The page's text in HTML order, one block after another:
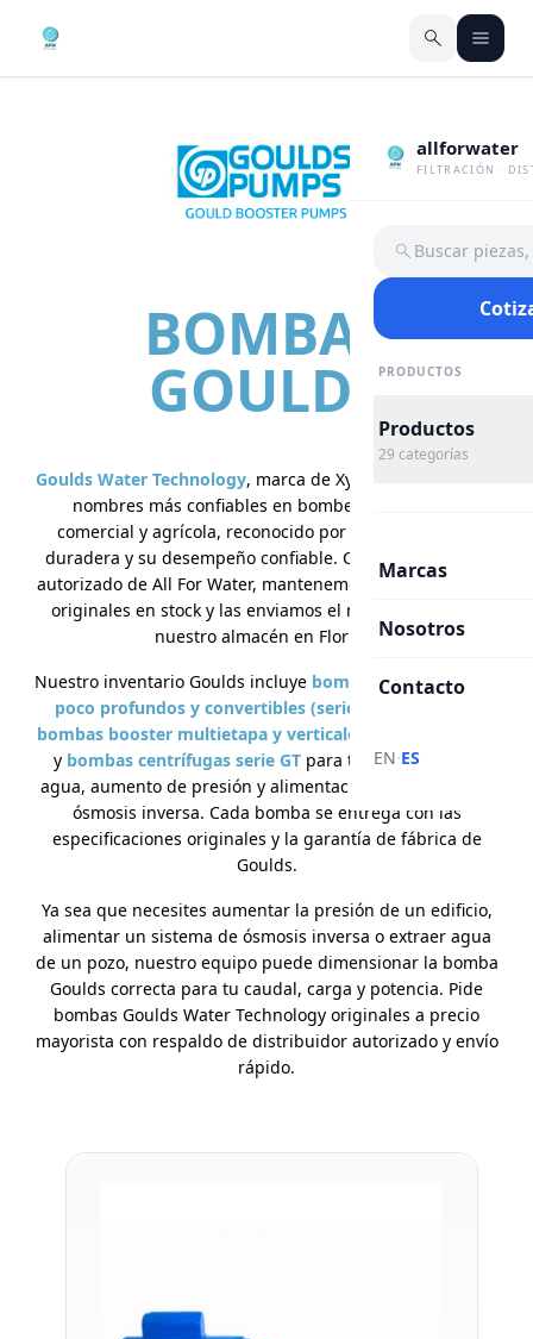
allforwater
FILTRACIÓN ·
Buscar
PRODUCTOS
Productos
29 categorías
Marcas
Nosotros
Contacto
EN·ES
BOMBAS
GOULDS
Goulds Water Technology, marca de Xylem, es uno de los
nombres más confiables en bombeo residencial,
comercial y agrícola, reconocido por su construcción
duradera y su desempeño confiable. Como distribuidor
autorizado de All For Water, mantenemos bombas Goulds
originales en stock y las enviamos el mismo día desde
nuestro almacén en Florida.
Nuestro inventario Goulds incluye bombas jet para pozos
poco profundos y convertibles (series JRS, JS y HSJ)
bombas booster multietapa y verticales (series GB y SV)
y bombas centrífugas serie GT para transferencia de
agua, aumento de presión y alimentación de equipos de
ósmosis inversa. Cada bomba se entrega con las
especificaciones originales y la garantía de fábrica de
Goulds.
Ya sea que necesites aumentar la presión de un edificio,
alimentar un sistema de ósmosis inversa o extraer agua
de un pozo, nuestro equipo puede dimensionar la bomba
Goulds correcta para tu caudal, carga y potencia. Pide
bombas Goulds Water Technology originales a precio
mayorista con respaldo de distribuidor autorizado y envío
rápido.